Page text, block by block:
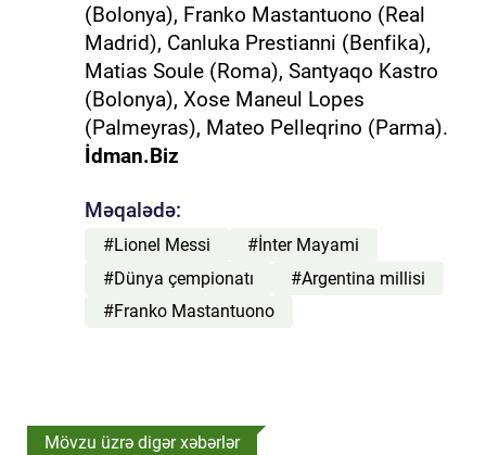
(Bolonya), Franko Mastantuono (Real
Madrid), Canluka Prestianni (Benfika),
Matias Soule (Roma), Santyaqo Kastro
(Bolonya), Xose Maneul Lopes
(Palmeyras), Mateo Pelleqrino (Parma).
İdman.Biz
Məqalədə:
#Lionel Messi
#İnter Mayami
#Dünya çempionatı
#Argentina millisi
#Franko Mastantuono
Mövzu üzrə digər xəbərlər